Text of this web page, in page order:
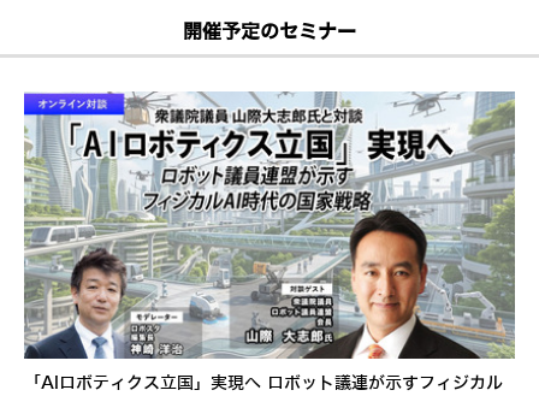
開催予定のセミナー
「AIロボティクス立国」実現へ ロボット議連が示すフィジカル